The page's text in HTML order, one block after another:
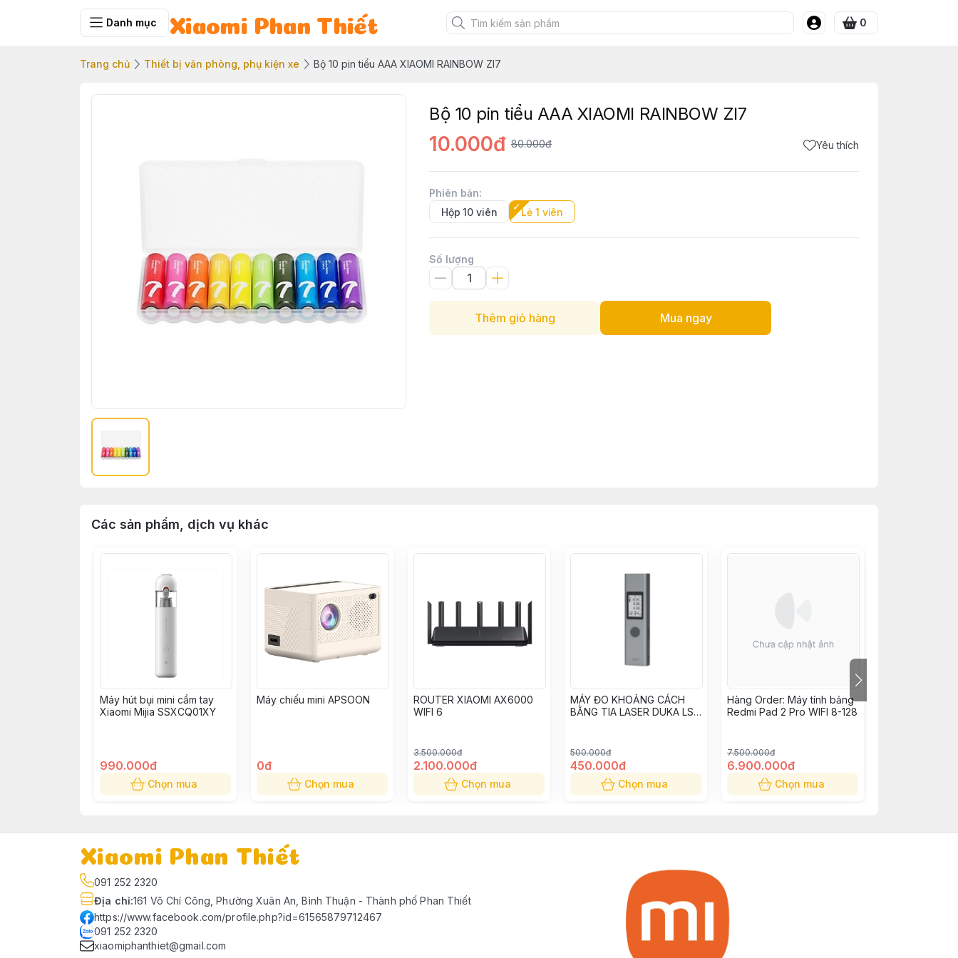
Danh mục Xiaomi Phan Thiết 0
Trang chủ Thiết bị văn phòng, phụ kiện xe Bộ 10 pin tiểu AAA XIAOMI RAINBOW ZI7
Bộ 10 pin tiểu AAA XIAOMI RAINBOW ZI7
10.000đ 80.000đ Yêu thích
Phiên bản:
Hộp 10 viên
Lẻ 1 viên
Số lượng
Thêm giỏ hàng Mua ngay
Các sản phẩm, dịch vụ khác
Máy hút bụi mini cầm tay
Xiaomi Mijia SSXCQ01XY
990.000đ
Chọn mua
Máy chiếu mini APSOON
0đ
Chọn mua
ROUTER XIAOMI AX6000
WIFI 6
3.500.000đ
2.100.000đ
Chọn mua
MÁY ĐO KHOẢNG CÁCH
BẰNG TIA LASER DUKA LS-
500.000đ
450.000đ
Chọn mua
Hàng Order: Máy tính bảng
Redmi Pad 2 Pro WIFI 8-128
7.500.000đ
6.900.000đ
Chọn mua
Xiaomi Phan Thiết
091 252 2320
Địa chỉ:161 Võ Chí Công, Phường Xuân An, Bình Thuận - Thành phố Phan Thiết
https://www.facebook.com/profile.php?id=61565879712467
091 252 2320
xiaomiphanthiet@gmail.com